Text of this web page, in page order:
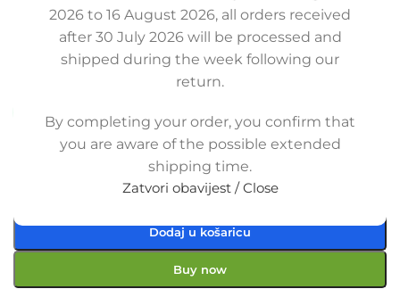
2026 to 16 August 2026, all orders received
after 30 July 2026 will be processed and
shipped during the week following our
return.
By completing your order, you confirm that
you are aware of the possible extended
shipping time.
Zatvori obavijest / Close
2.5 / 2.8 CRD, 52079801AB,
52079801AA
12-1-15/OB
Garancija: 5 god jamstva
Dostupno uz narudžbu (isti ili sljedeći radni dan)
75,00€ £ $ ¥ A$ £51.42EX VAT
Dodaj u košaricu
Buy now